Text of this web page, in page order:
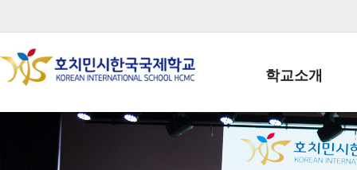
학교소개
학교장인사말
학생회장인사말